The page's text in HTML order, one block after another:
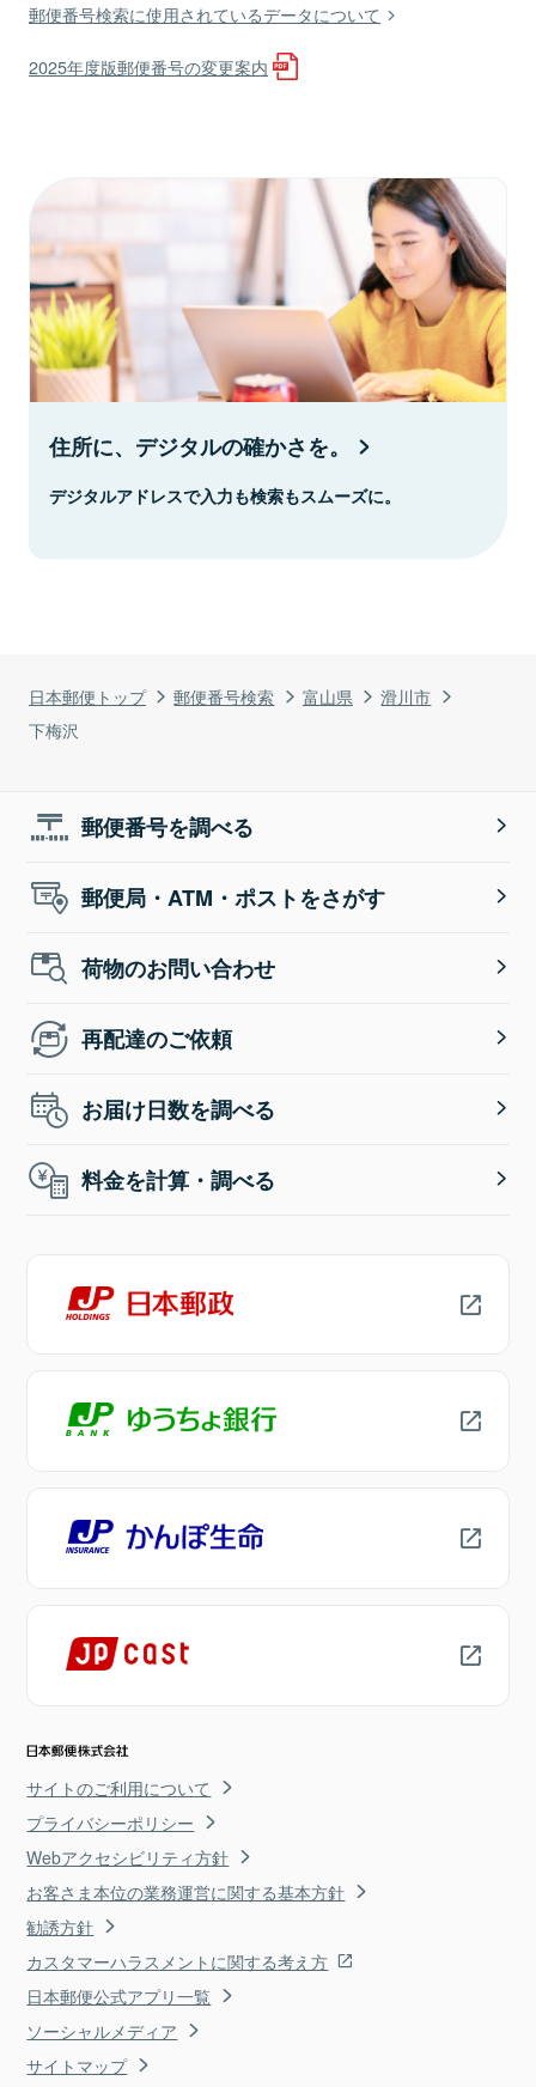
日本郵便トップ 郵便番号検索 富山県
滑川市
下梅沢
郵便番号検索に使用されているデータについて
2025年度版郵便番号の変更案内
住所に、デジタルの確かさを。
デジタルアドレスで入力も検索もスムーズに。
郵便番号を調べる
郵便局・ATM・ポストをさがす
荷物のお問い合わせ
再配達のご依頼
お届け日数を調べる
料金を計算・調べる
サイトのご利用について
プライバシーポリシー
Webアクセシビリティ方針
お客さま本位の業務運営に関する基本方針
勧誘方針
カスタマーハラスメントに関する考え方
日本郵便公式アプリ一覧
ソーシャルメディア
サイトマップ